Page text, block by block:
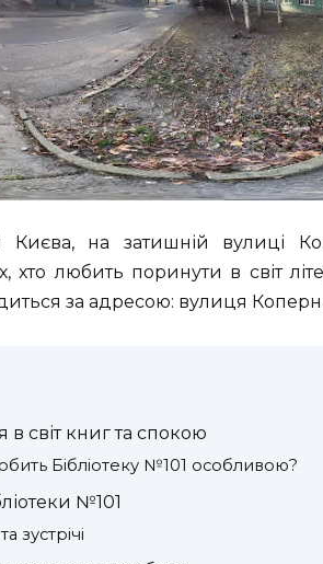
на затишній вулиці
хто любить поринути в світ
за адресою: вулиця
в світ книг та спокою
Бібліотеку №101 особливою?
№101
зустрічі